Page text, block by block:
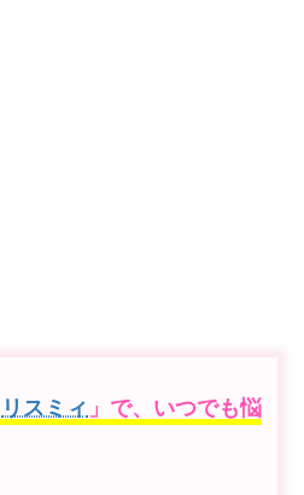
リスミィ 」で、いつでも悩